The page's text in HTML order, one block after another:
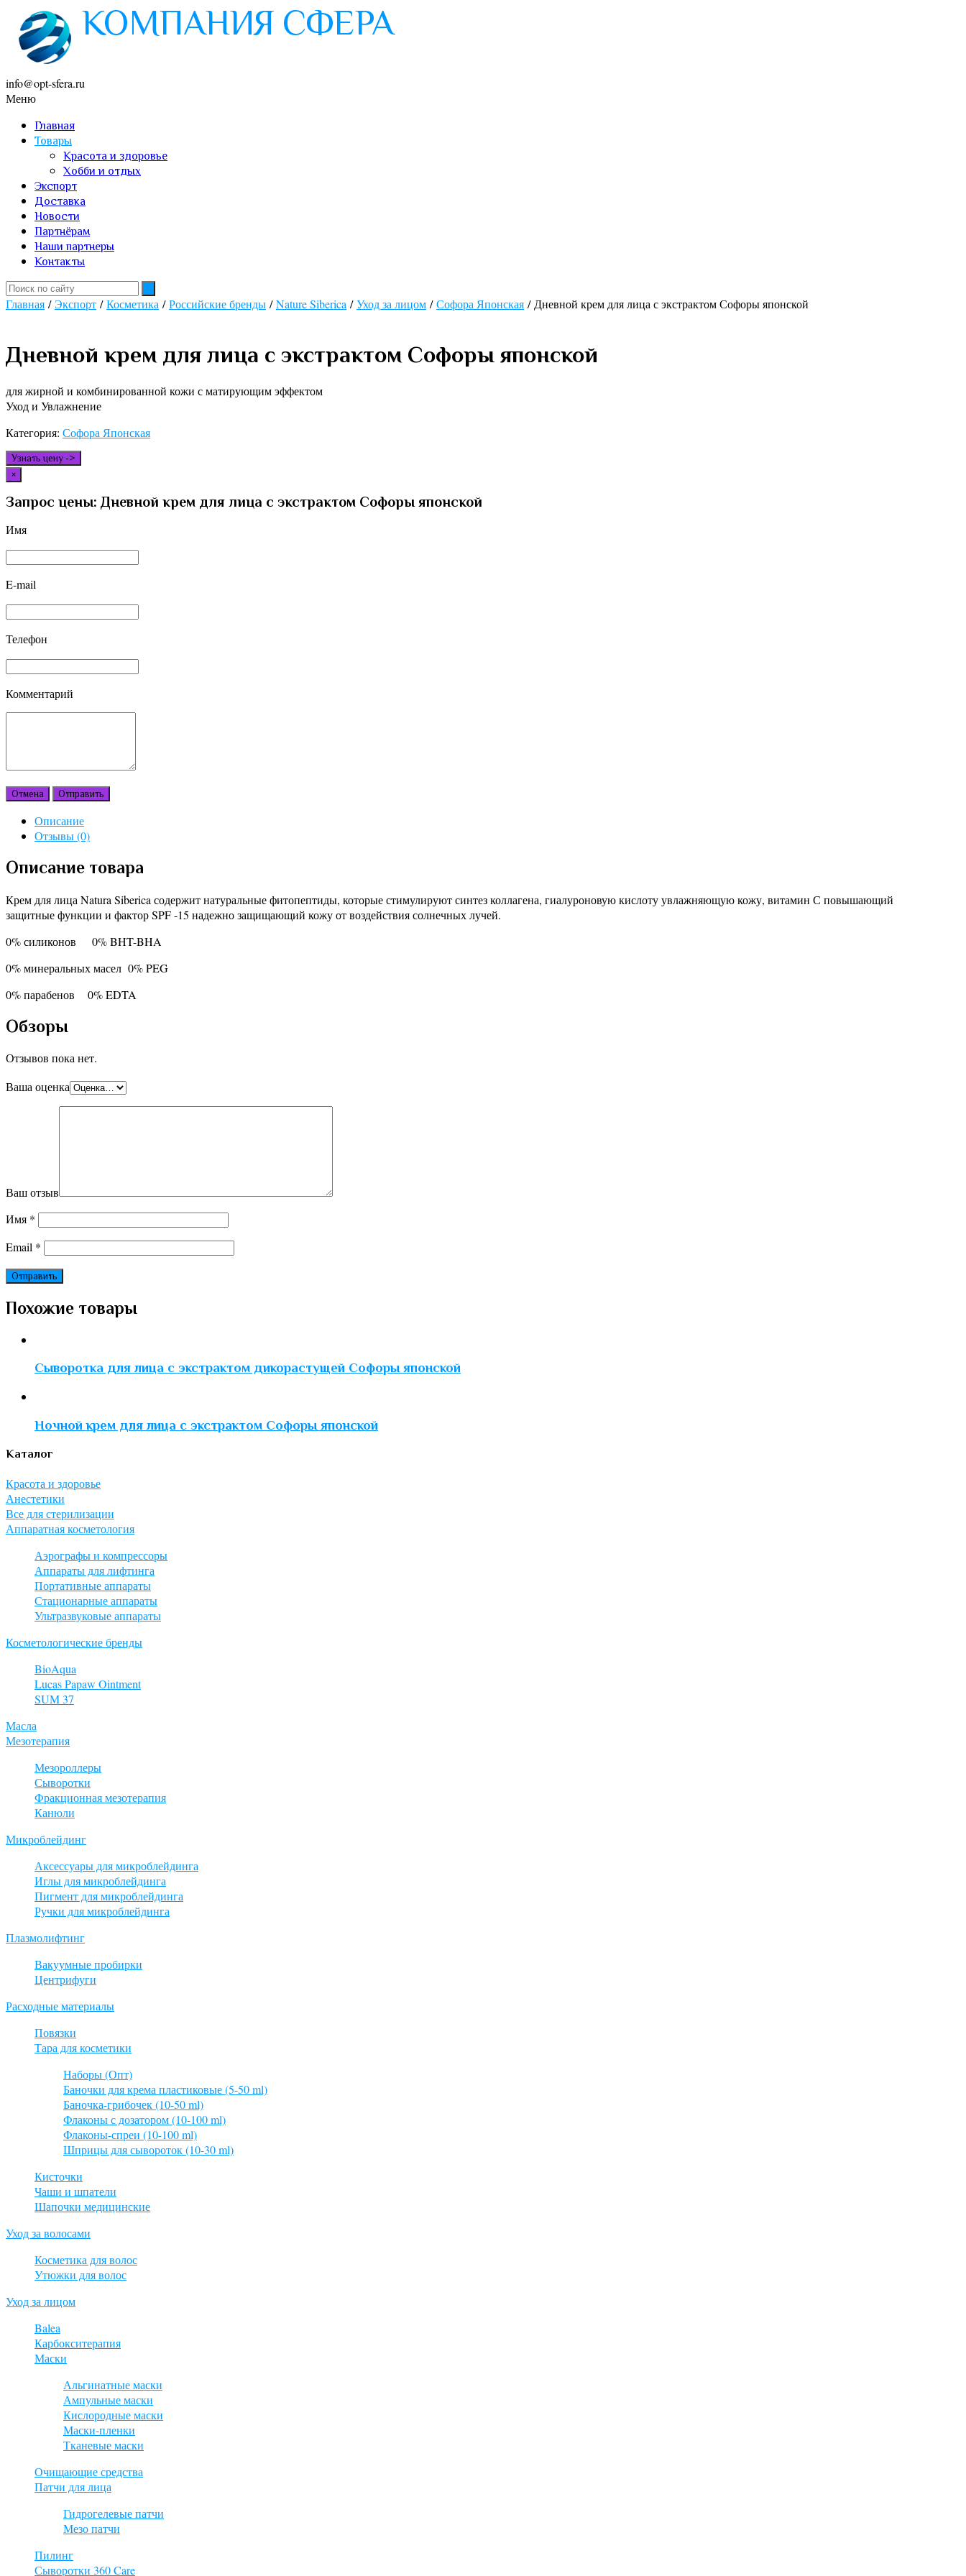
info@opt-sfera.ru
Меню
Главная
Товары
Красота и здоровье
Хобби и отдых
Экспорт
Доставка
Новости
Партнёрам
Наши партнеры
Контакты
Главная /Экспорт /Косметика /Российские бренды /Nature Siberica /Уход за лицом /Софора Японская / Дневной крем для лица с экстрактом Софоры японской
Дневной крем для лица с экстрактом Софоры японской
для жирной и комбинированной кожи с матирующим эффектом
Уход и Увлажнение
Категория: Софора Японская
Узнать цену ->
×
Запрос цены: Дневной крем для лица с экстрактом Софоры японской
Имя
E-mail
Телефон
Комментарий
Отмена Отправить
Описание
Отзывы (0)
Описание товара
Крем для лица Natura Siberica содержит натуральные фитопептиды, которые стимулируют синтез коллагена, гиалуроновую кислоту увлажняющую кожу, витамин С повышающий
защитные функции и фактор SPF -15 надежно защищающий кожу от воздействия солнечных лучей.
0% силиконов 0% BHT-BHA
0% минеральных масел 0% PEG
0% парабенов 0% EDTA
Обзоры
Отзывов пока нет.
Ваша оценка
Ваш отзыв
Имя *
Email *
Похожие товары
Сыворотка для лица с экстрактом дикорастущей Софоры японской
Ночной крем для лица с экстрактом Софоры японской
Каталог
Красота и здоровье
Анестетики
Все для стерилизации
Аппаратная косметология
Аэрографы и компрессоры
Аппараты для лифтинга
Портативные аппараты
Стационарные аппараты
Ультразвуковые аппараты
Косметологические бренды
BioAqua
Lucas Papaw Ointment
SUM 37
Масла
Мезотерапия
Мезороллеры
Сыворотки
Фракционная мезотерапия
Канюли
Микроблейдинг
Аксессуары для микроблейдинга
Иглы для микроблейдинга
Пигмент для микроблейдинга
Ручки для микроблейдинга
Плазмолифтинг
Вакуумные пробирки
Центрифуги
Расходные материалы
Повязки
Тара для косметики
Наборы (Опт)
Баночки для крема пластиковые (5-50 ml)
Баночка-грибочек (10-50 ml)
Флаконы с дозатором (10-100 ml)
Флаконы-спреи (10-100 ml)
Шприцы для сывороток (10-30 ml)
Кисточки
Чаши и шпатели
Шапочки медицинские
Уход за волосами
Косметика для волос
Утюжки для волос
Уход за лицом
Balea
Карбокситерапия
Маски
Альгинатные маски
Ампульные маски
Кислородные маски
Маски-пленки
Тканевые маски
Очищающие средства
Патчи для лица
Гидрогелевые патчи
Мезо патчи
Пилинг
Сыворотки 360 Care